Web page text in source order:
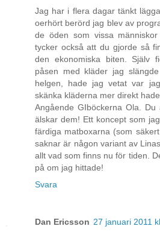
Jag har i flera dagar tänkt
oerhört berörd jag blev av
de öden som vissa
tycker också att du gjorde så
den ekonomiska biten. Själv
påsen med kläder jag
helgen, hade jag vetat var
skänka kläderna mer direkt
Angående GIböckerna Ola.
älskar dem! Ett koncept som
färdiga matboxarna (som
saknar är någon variant av
allt vad som finns nu för tiden.
på om jag hittade!
Svara
Dan Ericsson 27 januari 2011